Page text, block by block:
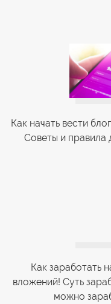
Как начать вести
Советы и правила
Как заработать
вложений! Суть
можно